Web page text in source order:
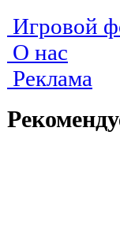
Игровой
О нас
Реклама